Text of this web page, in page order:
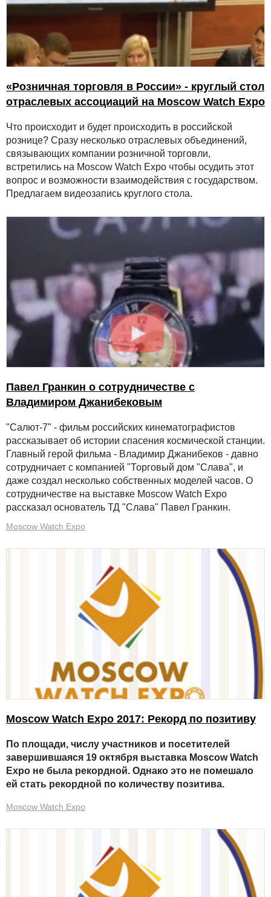
«Розничная торговля в России» - круглый стол
отраслевых ассоциаций на Moscow Watch Expo
Что происходит и будет происходить в российской
рознице? Сразу несколько отраслевых объединений,
связывающих компании розничной торговли,
встретились на Moscow Watch Expo чтобы осудить этот
вопрос и возможности взаимодействия с государством.
Предлагаем видеозапись круглого стола.
Павел Гранкин о сотрудничестве с
Владимиром Джанибековым
"Салют-7" - фильм российских кинематографистов
рассказывает об истории спасения космической станции.
Главный герой фильма - Владимир Джанибеков - давно
сотрудничает с компанией "Торговый дом "Слава", и
даже создал несколько собственных моделей часов. О
сотрудничестве на выставке Moscow Watch Expo
рассказал основатель ТД "Слава" Павел Гранкин.
Moscow Watch Expo
Moscow Watch Expo 2017: Рекорд по позитиву
По площади, числу участников и посетителей
завершившаяся 19 октября выставка Moscow Watch
Expo не была рекордной. Однако это не помешало
ей стать рекордной по количеству позитива.
Moscow Watch Expo